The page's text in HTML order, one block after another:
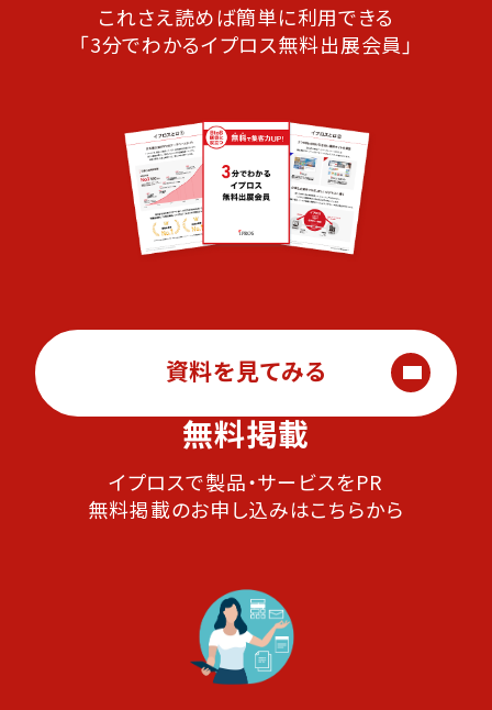
これさえ読めば簡単に利用できる
「3分でわかるイプロス無料出展会員」
資料を見てみる
無料掲載
イプロスで製品・サービスをPR
無料掲載のお申し込みはこちらから